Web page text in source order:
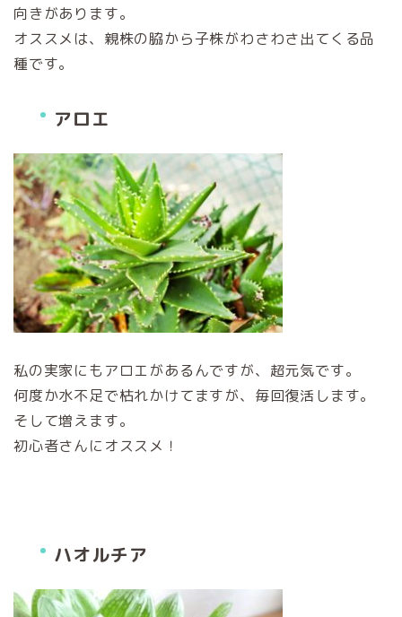
向きがあります。
オススメは、親株の脇から子株がわさわさ出てくる品
種です。
アロエ
私の実家にもアロエがあるんですが、超元気です。
何度か水不足で枯れかけてますが、毎回復活します。
そして増えます。
初心者さんにオススメ！
ハオルチア